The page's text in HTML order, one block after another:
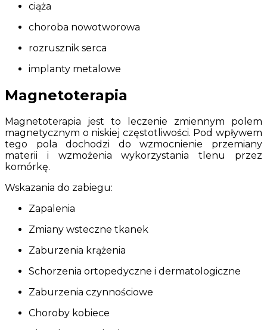
ciąża
choroba nowotworowa
rozrusznik serca
implanty metalowe
Magnetoterapia
Magnetoterapia jest to leczenie zmiennym polem
magnetycznym o niskiej częstotliwości. Pod wpływem
tego pola dochodzi do wzmocnienie przemiany
materii i wzmożenia wykorzystania tlenu przez
komórkę.
Wskazania do zabiegu:
Zapalenia
Zmiany wsteczne tkanek
Zaburzenia krążenia
Schorzenia ortopedyczne i dermatologiczne
Zaburzenia czynnościowe
Choroby kobiece